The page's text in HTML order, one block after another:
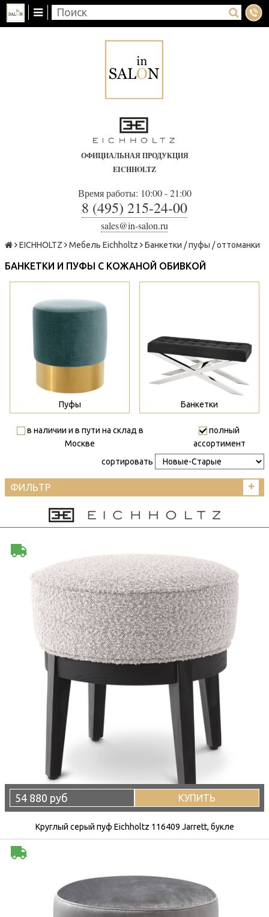
ОФИЦИАЛЬНАЯ ПРОДУКЦИЯ
EICHHOLTZ
Время работы: 10:00 - 21:00
8 (495) 215-24-00
sales@in-salon.ru
EICHHOLTZ Мебель Eichholtz Банкетки / пуфы / оттоманки
БАНКЕТКИ И ПУФЫ С КОЖАНОЙ ОБИВКОЙ
Пуфы Банкетки
в наличии и в пути на склад в
Москве
полный
ассортимент
сортировать
ФИЛЬТР
54 880 руб КУПИТЬ
Круглый серый пуф Eichholtz 116409 Jarrett, букле